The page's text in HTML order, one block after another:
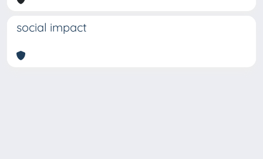
social impact